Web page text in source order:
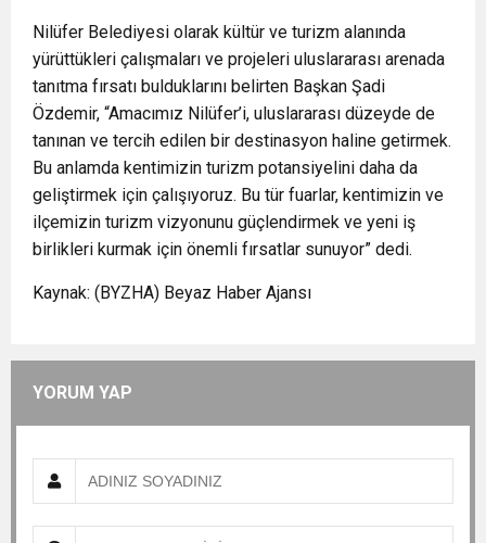
Nilüfer Belediyesi olarak kültür ve turizm alanında
yürüttükleri çalışmaları ve projeleri uluslararası arenada
tanıtma fırsatı bulduklarını belirten Başkan Şadi
Özdemir, “Amacımız Nilüfer’i, uluslararası düzeyde de
tanınan ve tercih edilen bir destinasyon haline getirmek.
Bu anlamda kentimizin turizm potansiyelini daha da
geliştirmek için çalışıyoruz. Bu tür fuarlar, kentimizin ve
ilçemizin turizm vizyonunu güçlendirmek ve yeni iş
birlikleri kurmak için önemli fırsatlar sunuyor” dedi.
Kaynak: (BYZHA) Beyaz Haber Ajansı
YORUM YAP